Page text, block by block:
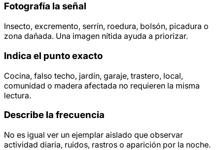
Fotografía la señal
Insecto, excremento, serrín, roedura, bolsón, picadura o
zona dañada. Una imagen nítida ayuda a priorizar.
Indica el punto exacto
Cocina, falso techo, jardín, garaje, trastero, local,
comunidad o madera afectada no requieren la misma
lectura.
Describe la frecuencia
No es igual ver un ejemplar aislado que observar
actividad diaria, ruidos, rastros o aparición por la noche.